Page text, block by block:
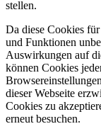
stellen.
Da diese Cookies
und Funktionen
Auswirkungen auf
können Cookies
dieser Webseite
Cookies zu
erneut besuchen.